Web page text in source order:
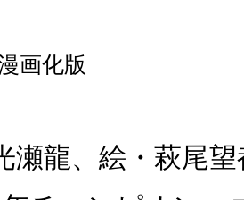
画化版
瀬龍、絵・萩尾